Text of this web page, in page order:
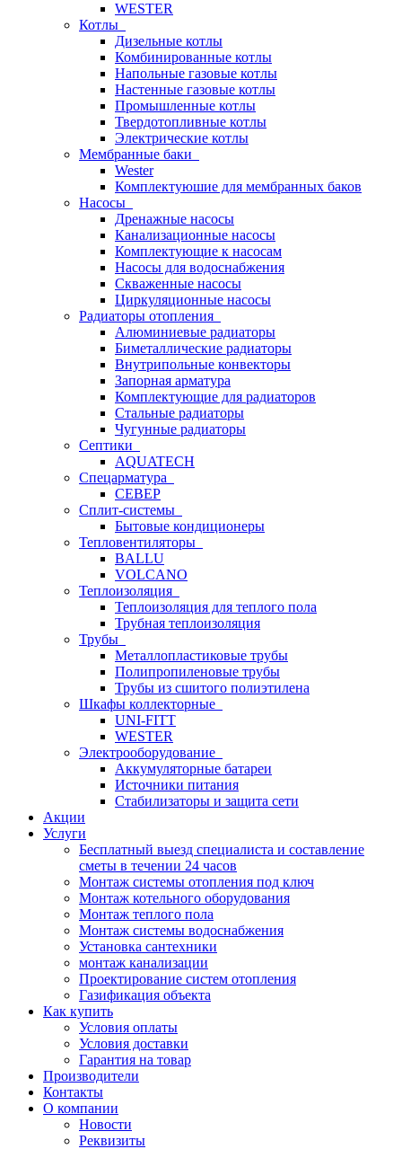
WESTER
Котлы
Дизельные котлы
Комбинированные котлы
Напольные газовые котлы
Настенные газовые котлы
Промышленные котлы
Твердотопливные котлы
Электрические котлы
Мембранные баки
Wester
Комплектуюшие для мембранных баков
Насосы
Дренажные насосы
Канализационные насосы
Комплектующие к насосам
Насосы для водоснабжения
Скваженные насосы
Циркуляционные насосы
Радиаторы отопления
Алюминиевые радиаторы
Биметаллические радиаторы
Внутрипольные конвекторы
Запорная арматура
Комплектующие для радиаторов
Стальные радиаторы
Чугунные радиаторы
Септики
AQUATECH
Спецарматура
СЕВЕР
Сплит-системы
Бытовые кондиционеры
Тепловентиляторы
BALLU
VOLCANO
Теплоизоляция
Теплоизоляция для теплого пола
Трубная теплоизоляция
Трубы
Металлопластиковые трубы
Полипропиленовые трубы
Трубы из сшитого полиэтилена
Шкафы коллекторные
UNI-FITT
WESTER
Электрооборудование
Аккумуляторные батареи
Источники питания
Стабилизаторы и защита сети
Акции
Услуги
Бесплатный выезд специалиста и составление
сметы в течении 24 часов
Монтаж системы отопления под ключ
Монтаж котельного оборудования
Монтаж теплого пола
Монтаж системы водоснабжения
Установка сантехники
монтаж канализации
Проектирование систем отопления
Газификация объекта
Как купить
Условия оплаты
Условия доставки
Гарантия на товар
Производители
Контакты
О компании
Новости
Реквизиты